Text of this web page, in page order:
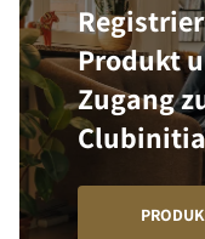
Produkt
Zugang